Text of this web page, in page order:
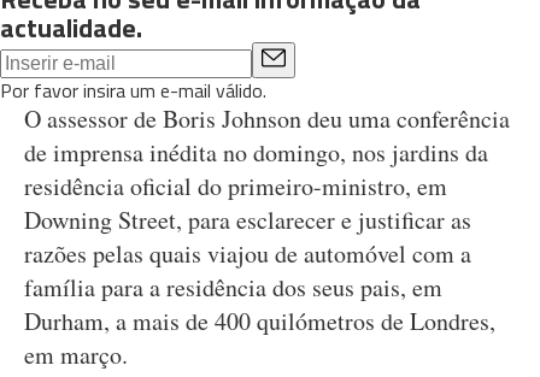
actualidade.
Por favor insira um e-mail válido.
O assessor de Boris Johnson deu uma conferência
de imprensa inédita no domingo, nos jardins da
residência oficial do primeiro-ministro, em
Downing Street, para esclarecer e justificar as
razões pelas quais viajou de automóvel com a
família para a residência dos seus pais, em
Durham, a mais de 400 quilómetros de Londres,
em março.